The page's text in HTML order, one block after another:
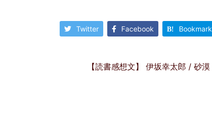
Twitter Facebook Bookmark
【読書感想文】 伊坂幸太郎 / 砂漠